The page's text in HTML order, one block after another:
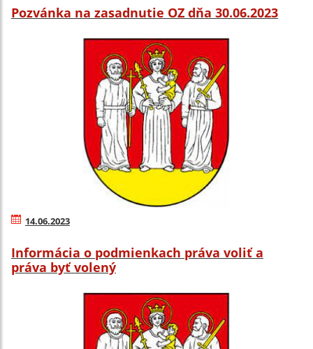
Pozvánka na zasadnutie OZ dňa 30.06.2023
14.06.2023
Informácia o podmienkach práva voliť a
práva byť volený